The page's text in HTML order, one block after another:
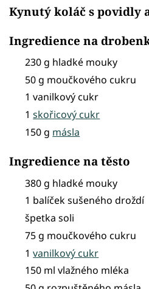
Kynutý koláč s povidly
Ingredience na
230 g hladké mouky
50 g moučkového cukru
1 vanilkový cukr
1skořicový cukr
150 g másla
Ingredience na těsto
380 g hladké mouky
1 balíček sušeného droždí
špetka soli
75 g moučkového cukru
1vanilkový cukr
150 ml vlažného mléka